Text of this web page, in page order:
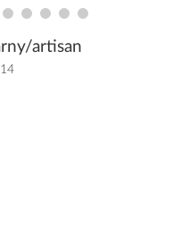
artisan